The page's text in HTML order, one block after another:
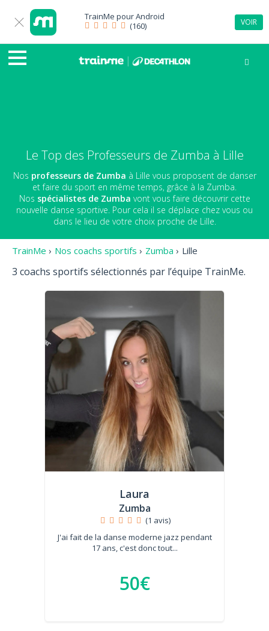
TrainMe pourAndroid
(160)
VOIR
Le Top des Professeurs de Zumba à Lille
Nos professeurs de Zumba à Lille vous proposent de danser
et faire du sport en même temps, grâce à la Zumba.
Nos spécialistes de Zumba vont vous faire découvrir cette
nouvelle danse sportive. Pour cela il se déplace chez vous ou
dans le lieu de votre choix proche de Lille.
TrainMe › Nos coachs sportifs › Zumba › Lille
3 coachs sportifs sélectionnés par l’équipe TrainMe.
Laura
Zumba
(1 avis)
J'ai fait de la danse moderne jazz pendant
17 ans, c'est donc tout...
50€